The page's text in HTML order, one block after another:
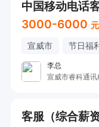
3000-6000
宣威市 节日福
李总
客服（综合薪